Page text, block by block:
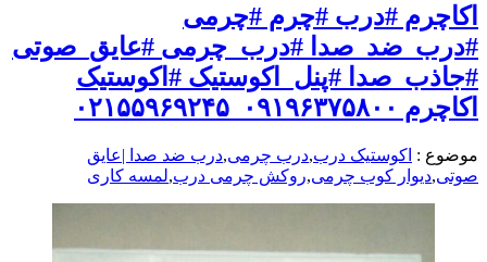
اکاچرم #درب #چرم #چرمی
#درب_ضد_صدا #درب_چرمی #عایق_صوتی
#جاذب_صدا #پنل_اکوستیک #اکوستیک
اکاچرم ۰۹۱۹۶۳۷۵۸۰۰_۰۲۱۵۵۹۶۹۲۴۵
موضوع : اکوستیک درب,درب چرمی,درب ضد صدا |عایق
صوتی,دیوار کوب چرمی,روکش چرمی درب,لمسه کاری